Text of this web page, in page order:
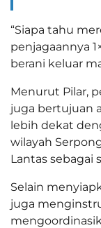
“Siapa tahu
penjagaannya
berani keluar
Menurut Pilar,
juga bertujuan
lebih dekat
wilayah
Lantas sebagai
Selain
juga